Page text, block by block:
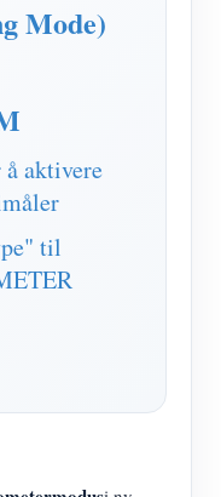
-simulering
Mode)
aktivere
til